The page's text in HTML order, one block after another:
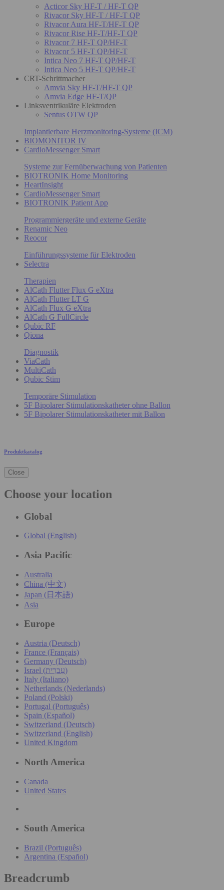
Acticor Sky HF-T / HF-T QP
Rivacor Sky HF-T / HF-T QP
Rivacor Aura HF-T/HF-T QP
Rivacor Rise HF-T/HF-T QP
Rivacor 7 HF-T QP/HF-T
Rivacor 5 HF-T QP/HF-T
Intica Neo 7 HF-T QP/HF-T
Intica Neo 5 HF-T QP/HF-T
CRT-Schrittmacher
Amvia Sky HF-T/HF-T QP
Amvia Edge HF-T/QP
Linksventrikuläre Elektroden
Sentus OTW QP
Implantierbare Herzmonitoring-Systeme (ICM)
BIOMONITOR IV
CardioMessenger Smart
Systeme zur Fernüberwachung von Patienten
BIOTRONIK Home Monitoring
HeartInsight
CardioMessenger Smart
BIOTRONIK Patient App
Programmiergeräte und externe Geräte
Renamic Neo
Reocor
Einführungssysteme für Elektroden
Selectra
Therapien
AlCath Flutter Flux G eXtra
AlCath Flutter LT G
AlCath Flux G eXtra
AlCath G FullCircle
Qubic RF
Qiona
Diagnostik
ViaCath
MultiCath
Qubic Stim
Temporäre Stimulation
5F Bipolarer Stimulationskatheter ohne Ballon
5F Bipolarer Stimulationskatheter mit Ballon
Produktkatalog
Close
Choose your location
Global
Global (English)
Asia Pacific
Australia
China (中文)
Japan (日本語)
Asia
Europe
Austria (Deutsch)
France (Français)
Germany (Deutsch)
Israel (עִברִית)
Italy (Italiano)
Netherlands (Nederlands)
Poland (Polski)
Portugal (Português)
Spain (Español)
Switzerland (Deutsch)
Switzerland (English)
United Kingdom
North America
Canada
United States
South America
Brazil (Português)
Argentina (Español)
Breadcrumb